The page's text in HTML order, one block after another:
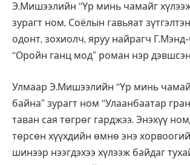
Э.Мишээлийн “Үр минь чамайг
зурагт ном, Соёлын гавьяат
одонт, зохиолч, яруу найрагч
“Оройн ганц мод” роман нэр
Улмаар Э.Мишээлийн “Үр минь
байна” зурагт ном “Улаанбаатар
таван сая төгрөг гарджээ. Энэхүү
төрсөн хүүхдийн өмнө энэ
шинээр нээгдэхээ хүлээж байдаг